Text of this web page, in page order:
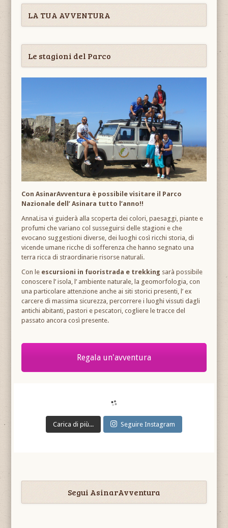
LA TUA AVVENTURA
Le stagioni del Parco
Con AsinarAvventura è possibile visitare il Parco
Nazionale dell’ Asinara tutto l’anno!!
AnnaLisa vi guiderà alla scoperta dei colori, paesaggi, piante e
profumi che variano col susseguirsi delle stagioni e che
evocano suggestioni diverse, dei luoghi così ricchi storia, di
vicende umane ricche di sofferenza che hanno segnato una
terra ricca di straordinarie risorse naturali.
Con le escursioni in fuoristrada e trekking sarà possibile
conoscere l’ isola, l’ ambiente naturale, la geomorfologia, con
una particolare attenzione anche ai siti storici presenti, l’ ex
carcere di massima sicurezza, percorrere i luoghi vissuti dagli
antichi abitanti, pastori e pescatori, cogliere le tracce del
passato ancora così presente.
Regala un'avventura
Carica di più... Seguire Instagram
Segui AsinarAvventura